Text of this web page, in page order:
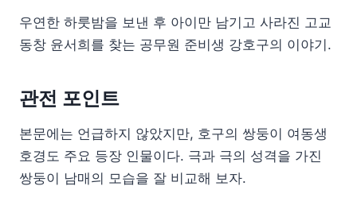
우연한 하룻밤을 보낸 후 아이만 남기고 사라진 고교
동창 윤서희를 찾는 공무원 준비생 강호구의 이야기.
관전 포인트
본문에는 언급하지 않았지만, 호구의 쌍둥이 여동생
호경도 주요 등장 인물이다. 극과 극의 성격을 가진
쌍둥이 남매의 모습을 잘 비교해 보자.